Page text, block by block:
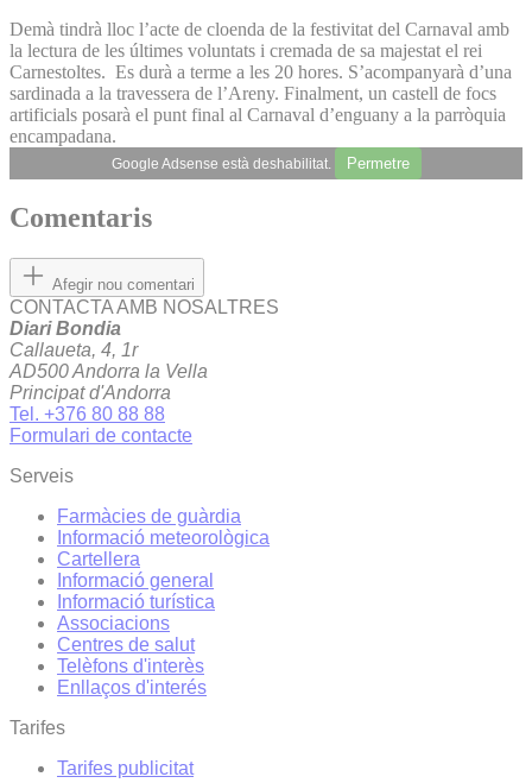
Demà tindrà lloc l’acte de cloenda de la festivitat del Carnaval amb
la lectura de les últimes voluntats i cremada de sa majestat el rei
Carnestoltes. Es durà a terme a les 20 hores. S’acompanyarà d’una
sardinada a la travessera de l’Areny. Finalment, un castell de focs
artificials posarà el punt final al Carnaval d’enguany a la parròquia
encampadana.
Google Adsense està deshabilitat. Permetre
Comentaris
Afegir nou comentari
CONTACTA AMB NOSALTRES
Diari Bondia
Callaueta, 4, 1r
AD500 Andorra la Vella
Principat d'Andorra
Tel. +376 80 88 88
Formulari de contacte
Serveis
Farmàcies de guàrdia
Informació meteorològica
Cartellera
Informació general
Informació turística
Associacions
Centres de salut
Telèfons d'interès
Enllaços d'interés
Tarifes
Tarifes publicitat